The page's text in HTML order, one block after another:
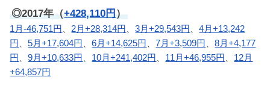
◎2017年（+428,110円）
1月-46,751円 、2月+28,314円 、3月+29,543円 、4月+13,242
円 、5月+17,604円 、6月+14,625円 、7月+3,509円 、8月+4,177
円 、9月+10,633円 、 10月+241,402円 、 11月+46,955円 、 12月
+64,857円